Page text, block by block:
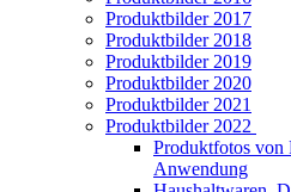
Produktbilder 2017
Produktbilder 2018
Produktbilder 2019
Produktbilder 2020
Produktbilder 2021
Produktbilder 2022
Produktfotos von
Anwendung